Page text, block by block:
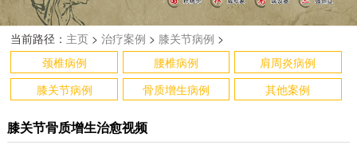
当前路径： 主页 >治疗案例 > 膝关节病例 >
颈椎病例
腰椎病例
肩周炎病例
膝关节病例
骨质增生病例 其他案例
膝关节骨质增生治愈视频